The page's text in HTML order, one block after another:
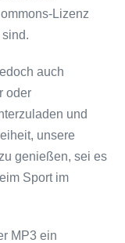
Lizenz
auch
oder
und
unsere
genießen, sei es
Sport im
MP3 ein